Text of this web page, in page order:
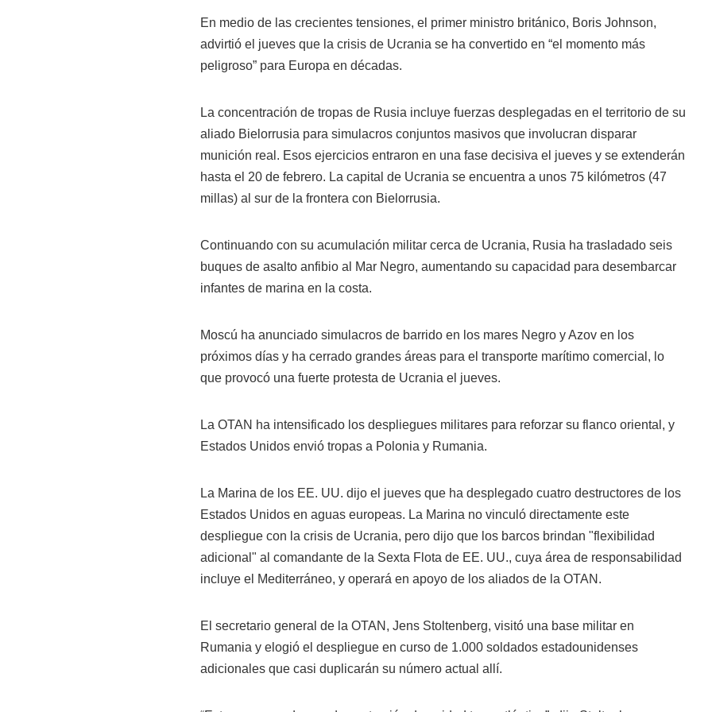
En medio de las crecientes tensiones, el primer ministro británico, Boris Johnson,
advirtió el jueves que la crisis de Ucrania se ha convertido en “el momento más
peligroso” para Europa en décadas.
La concentración de tropas de Rusia incluye fuerzas desplegadas en el territorio de su
aliado Bielorrusia para simulacros conjuntos masivos que involucran disparar
munición real. Esos ejercicios entraron en una fase decisiva el jueves y se extenderán
hasta el 20 de febrero. La capital de Ucrania se encuentra a unos 75 kilómetros (47
millas) al sur de la frontera con Bielorrusia.
Continuando con su acumulación militar cerca de Ucrania, Rusia ha trasladado seis
buques de asalto anfibio al Mar Negro, aumentando su capacidad para desembarcar
infantes de marina en la costa.
Moscú ha anunciado simulacros de barrido en los mares Negro y Azov en los
próximos días y ha cerrado grandes áreas para el transporte marítimo comercial, lo
que provocó una fuerte protesta de Ucrania el jueves.
La OTAN ha intensificado los despliegues militares para reforzar su flanco oriental, y
Estados Unidos envió tropas a Polonia y Rumania.
La Marina de los EE. UU. dijo el jueves que ha desplegado cuatro destructores de los
Estados Unidos en aguas europeas. La Marina no vinculó directamente este
despliegue con la crisis de Ucrania, pero dijo que los barcos brindan "flexibilidad
adicional" al comandante de la Sexta Flota de EE. UU., cuya área de responsabilidad
incluye el Mediterráneo, y operará en apoyo de los aliados de la OTAN.
El secretario general de la OTAN, Jens Stoltenberg, visitó una base militar en
Rumania y elogió el despliegue en curso de 1.000 soldados estadounidenses
adicionales que casi duplicarán su número actual allí.